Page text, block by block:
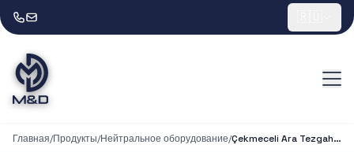
Главная/Продукты/Нейтральное оборудование/ Çekmeceli Ara Tezgah 1/2 Modül